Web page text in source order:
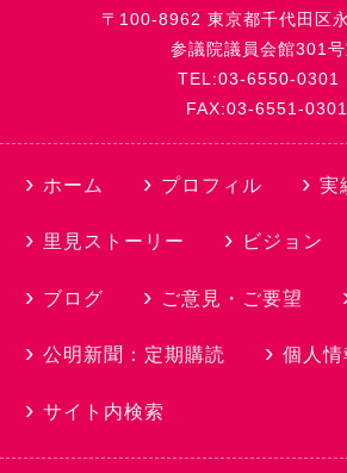
〒100-8962 東京都千代田区
参議院議員会館301号
TEL:03-6550-0301
FAX:03-6551-0301
ホーム プロフィル 実
里見ストーリー ビジョン
ブログ ご意見・ご要望
公明新聞：定期購読 個人
サイト内検索